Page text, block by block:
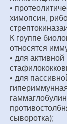
•
химопсин,
К группе
относятся
• для
• для
сыворотка);